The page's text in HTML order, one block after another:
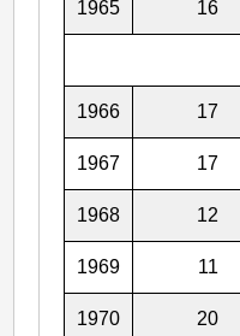
1965 16
1966 17
1967 17
1968 12
1969 11
1970 20